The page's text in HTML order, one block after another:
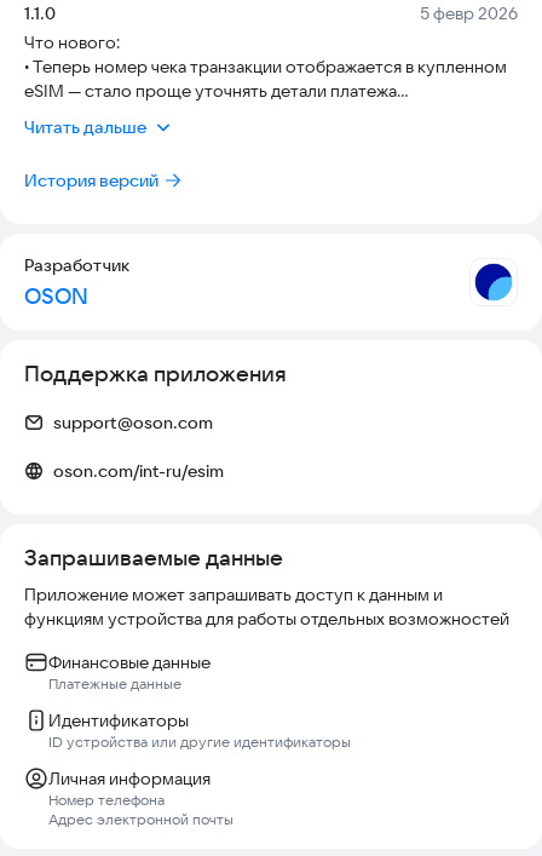
1. Выберите страну в приложении.
2. Отсканируйте QR-код для активации eSIM.
3. Начните пользоваться мобильной связью без физических
*Социальная сеть Instagram принадлежит компании Meta,
которая признана экстремистской и запрещена на
Версия:
1.1.0 Дата:
5 февр 2026
Что нового:
• Теперь номер чека транзакции отображается в купленном
eSIM — стало проще уточнять детали платежа
Читать дальше
История версий
Разработчик
OSON
Поддержка приложения
support@oson.com
oson.com/int-ru/esim
Запрашиваемые данные
Приложение может запрашивать доступ к данным и
функциям устройства для работы отдельных возможностей
Финансовые данные
Платежные данные
Идентификаторы
ID устройства или другие идентификаторы
Личная информация
Номер телефона
Адрес электронной почты